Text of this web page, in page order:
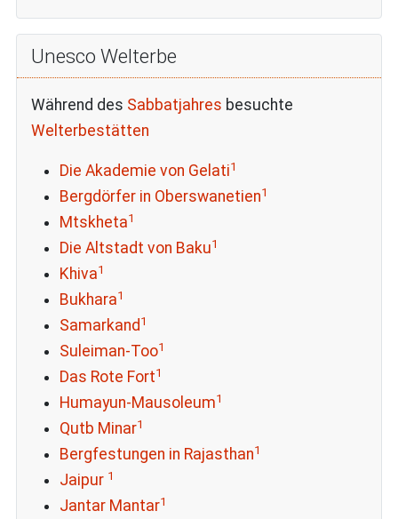
Unesco Welterbe
Während des Sabbatjahres besuchte
Welterbestätten
Die Akademie von Gelati1
Bergdörfer in Oberswanetien1
Mtskheta1
Die Altstadt von Baku1
Khiva1
Bukhara1
Samarkand 1
Suleiman-Too1
Das Rote Fort1
Humayun-Mausoleum1
Qutb Minar1
Bergfestungen in Rajasthan1
Jaipur 1
Jantar Mantar1